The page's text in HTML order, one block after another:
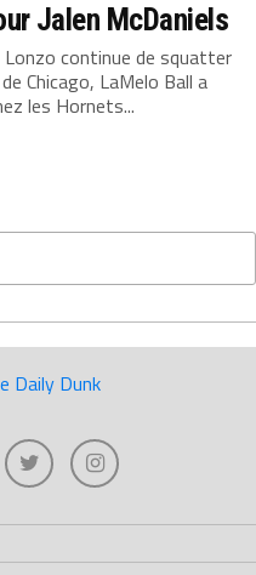
Jalen McDaniels
continue de squatter
Chicago, LaMelo Ball a
les Hornets...